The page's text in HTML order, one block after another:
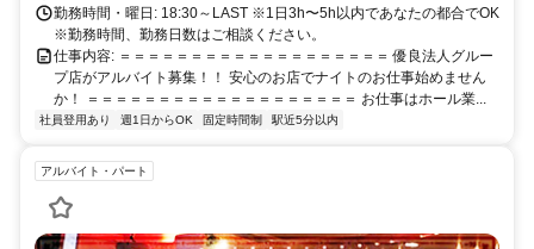
勤務時間・曜日: 18:30～LAST ※1日3h〜5h以内であなたの都合でOK
※勤務時間、勤務日数はご相談ください。
仕事内容: ＝＝＝＝＝＝＝＝＝＝＝＝＝＝＝＝＝＝＝ 優良法人グルー
プ店がアルバイト募集！！ 安心のお店でナイトのお仕事始めません
か！ ＝＝＝＝＝＝＝＝＝＝＝＝＝＝＝＝＝＝＝ お仕事はホール業...
社員登用あり 週1日からOK 固定時間制 駅近5分以内
アルバイト・パート